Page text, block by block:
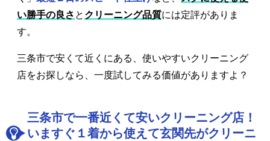
い勝手の良さ と クリーニング品質には定評がありま
す。
三条市で安くて近くにある、使いやすいクリーニング
店をお探しなら、一度試してみる価値がありますよ？
三条市で一番近くて安いクリーニング店！
いますぐ１着から使えて玄関先がクリーニ